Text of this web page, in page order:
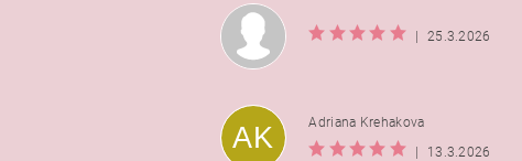
25.3.2026
AK
Adriana Krehakova
13.3.2026